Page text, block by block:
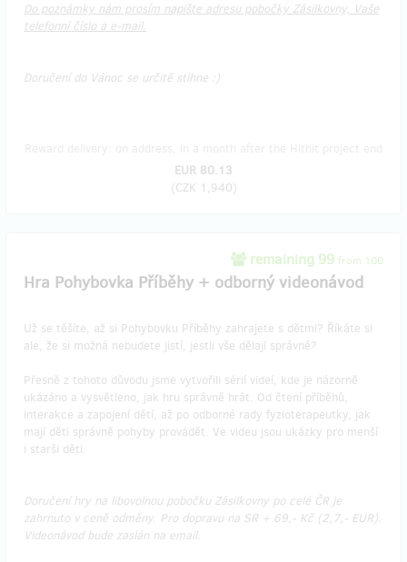
Do poznámky nám prosím napište adresu pobočky Zásilkovny, Vaše
telefonní číslo a e-mail.
Doručení do Vánoc se určitě stihne :)
EUR 80.13
(CZK 1,940)
remaining 99 from 100
Hra Pohybovka Příběhy + odborný videonávod
Už se těšíte, až si Pohybovku Příběhy zahrajete s dětmi? Říkáte si
ale, že si možná nebudete jistí, jestli vše dělají správně?
Přesně z tohoto důvodu jsme vytvořili sérií videí, kde je názorně
ukázáno a vysvětleno, jak hru správně hrát. Od čtení příběhů,
interakce a zapojení dětí, až po odborné rady fyzioterapeutky, jak
mají děti správně pohyby provádět. Ve videu jsou ukázky pro menší
i starši děti.
Doručení hry na libovolnou pobočku Zásilkovny po celé ČR je
zahrnuto v ceně odměny. Pro dopravu na SR + 69,- Kč (2,7,- EUR).
Videonávod bude zaslán na email.